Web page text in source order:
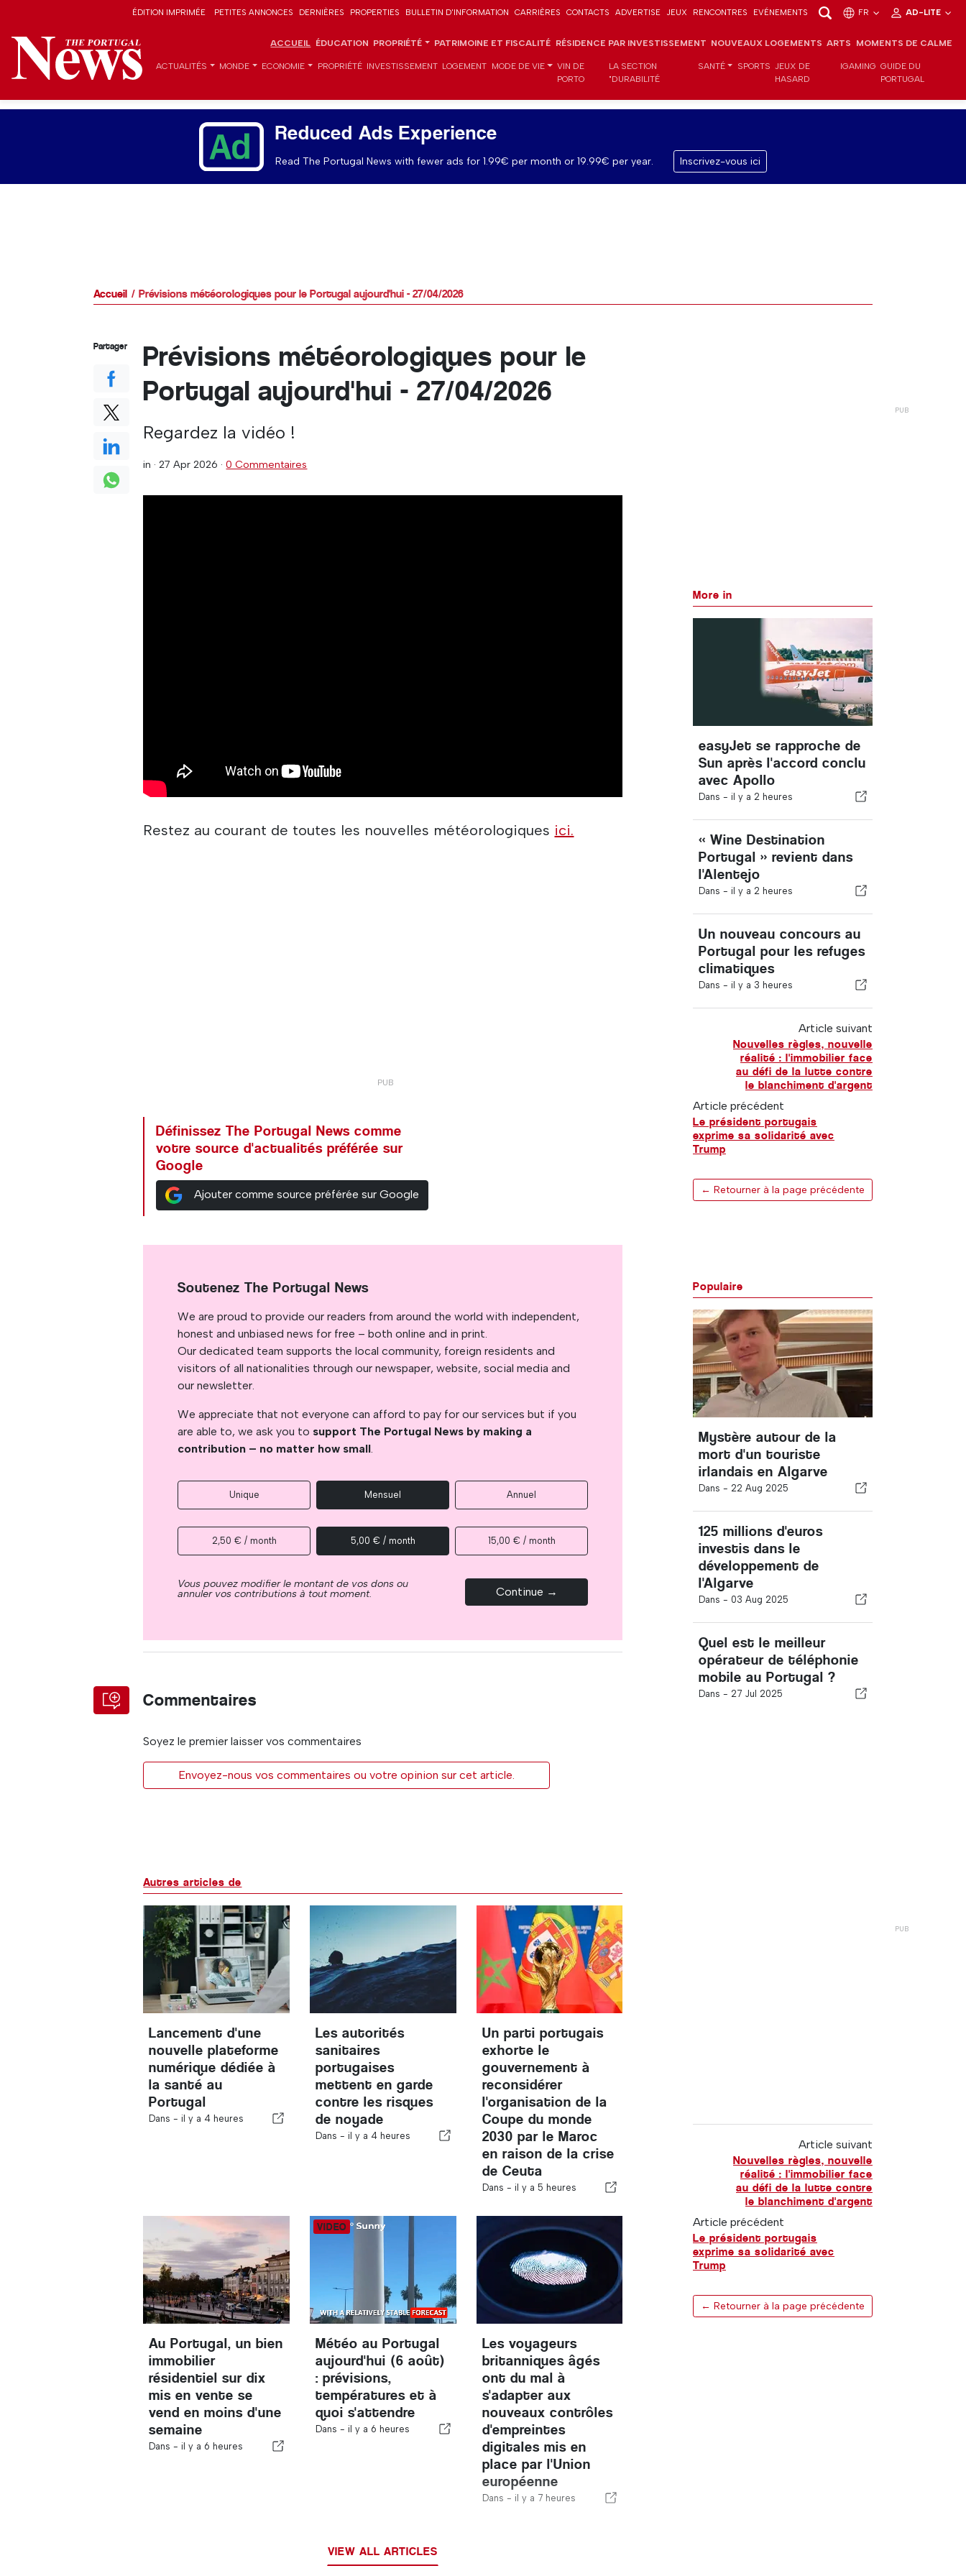
ÉDITION IMPRIMÉE PETITES ANNONCES DERNIÈRES PROPERTIES BULLETIN D'INFORMATION CARRIÈRES CONTACTS ADVERTISE JEUX RENCONTRES EVÉNEMENTS FR AD-LITE
ACCUEIL ÉDUCATION PROPRIÉTÉ PATRIMOINE ET FISCALITÉ RÉSIDENCE PAR INVESTISSEMENT NOUVEAUX LOGEMENTS ARTS MOMENTS DE CALME
ACTUALITÉS MONDE ECONOMIE PROPRIÉTÉ INVESTISSEMENT LOGEMENT MODE DE VIE
VIN DE
PORTO
LA SECTION
"DURABILITÉ
SANTÉ SPORTS JEUX DE
HASARD
IGAMING GUIDE DU
PORTUGAL
Reduced Ads Experience
Read The Portugal News with fewer ads for 1.99€ per month or 19.99€ per year. Inscrivez-vous ici
Accueil Prévisions météorologiques pour le Portugal aujourd'hui - 27/04/2026
Prévisions météorologiques pour le
Portugal aujourd'hui - 27/04/2026
Regardez la vidéo !
in ·27 Apr 2026 ·0 Commentaires
Restez au courant de toutes les nouvelles météorologiques ici.
Définissez The Portugal News comme
votre source d'actualités préférée sur
Google
Ajouter comme source préférée sur Google
Partager
More in
easyJet se rapproche de
Sun après l'accord conclu
avec Apollo
Dans - il y a 2 heures
« Wine Destination
Portugal » revient dans
l'Alentejo
Dans - il y a 2 heures
Un nouveau concours au
Portugal pour les refuges
climatiques
Dans - il y a 3 heures
Article suivant
Nouvelles règles, nouvelle
réalité : l'immobilier face
au défi de la lutte contre
le blanchiment d'argent
Article précédent
Le président portugais
exprime sa solidarité avec
Trump
← Retourner à la page précédente
Soutenez The Portugal News
We are proud to provide our readers from around the world with independent,
honest and unbiased news for free – both online and in print.
Our dedicated team supports the local community, foreign residents and
visitors of all nationalities through our newspaper, website, social media and
our newsletter.
We appreciate that not everyone can afford to pay for our services but if you
are able to, we ask you to support The Portugal News by making a
contribution – no matter how small.
Unique Mensuel Annuel
2,50 € / month 5,00 € / month 15,00 € / month
Vous pouvez modifier le montant de vos dons ou
annuler vos contributions à tout moment. Continue →
Commentaires
Soyez le premier laisser vos commentaires
Envoyez-nous vos commentaires ou votre opinion sur cet article.
Populaire
Mystère autour de la
mort d'un touriste
irlandais en Algarve
Dans - 22 Aug 2025
125 millions d'euros
investis dans le
développement de
l'Algarve
Dans - 03 Aug 2025
Quel est le meilleur
opérateur de téléphonie
mobile au Portugal ?
Dans - 27 Jul 2025
Autres articles de
Lancement d'une
nouvelle plateforme
numérique dédiée à
la santé au
Portugal
Dans -il y a 4 heures
Les autorités
sanitaires
portugaises
mettent en garde
contre les risques
de noyade
Dans -il y a 4 heures
Un parti portugais
exhorte le
gouvernement à
reconsidérer
l'organisation de la
Coupe du monde
2030 par le Maroc
en raison de la crise
de Ceuta
Dans - il y a 5 heures
Au Portugal, un bien
immobilier
résidentiel sur dix
mis en vente se
vend en moins d'une
semaine
Dans -il y a 6 heures
Météo au Portugal
aujourd'hui (6 août)
: prévisions,
températures et à
quoi s'attendre
Dans -il y a 6 heures
Les voyageurs
britanniques âgés
ont du mal à
s'adapter aux
nouveaux contrôles
d'empreintes
digitales mis en
place par l'Union
européenne
Dans - il y a 7 heures
VIEW ALL ARTICLES
Article suivant
Nouvelles règles, nouvelle
réalité : l'immobilier face
au défi de la lutte contre
le blanchiment d'argent
Article précédent
Le président portugais
exprime sa solidarité avec
Trump
← Retourner à la page précédente